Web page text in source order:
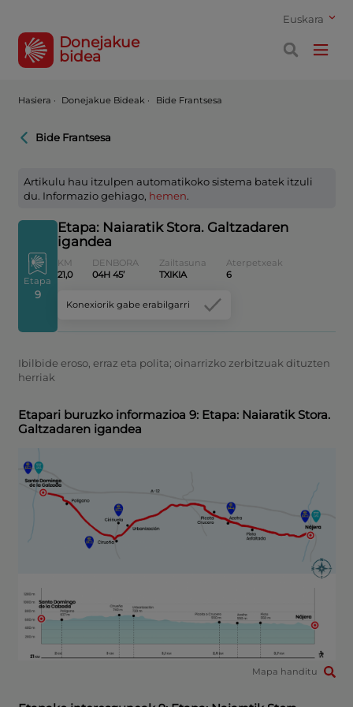
Euskara
Donejakue
bidea
Hasiera · Donejakue Bideak · Bide Frantsesa
Bide Frantsesa
Artikulu hau itzulpen automatikoko sistema batek itzuli
du. Informazio gehiago, hemen.
Etapa
9
Etapa: Naiaratik Stora. Galtzadaren
igandea
KM
21,0
DENBORA
04H 45’
Zailtasuna
TXIKIA
Aterpetxeak
6
Konexiorik gabe erabilgarri
Ibilbide eroso, erraz eta polita; oinarrizko zerbitzuak dituzten
herriak
Etapari buruzko informazioa 9: Etapa: Naiaratik Stora.
Galtzadaren igandea
Mapa handitu